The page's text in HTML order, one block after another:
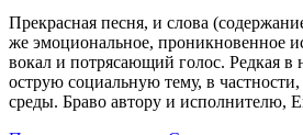
Прекрасная песня, и слова
же эмоциональное, проникновенное
вокал и потрясающий голос. Редкая в
острую социальную тему, в
среды. Браво автору и исполнителю,